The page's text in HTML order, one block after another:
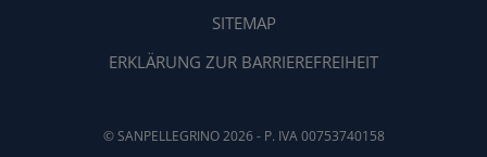
SITEMAP
ERKLÄRUNG ZUR BARRIEREFREIHEIT
© SANPELLEGRINO 2026 - P. IVA 00753740158